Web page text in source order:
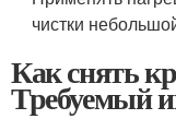
чистки
Как снять
Требуемый